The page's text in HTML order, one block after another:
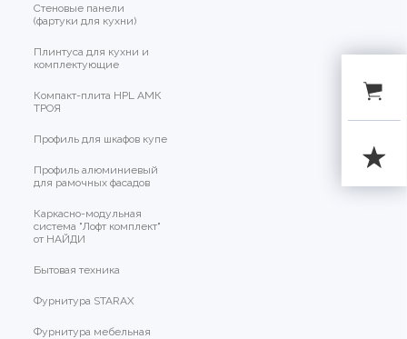
Стеновые панели
(фартуки для кухни)
Плинтуса для кухни и
комплектующие
Компакт-плита HPL АМК
ТРОЯ
Профиль для шкафов купе
Профиль алюминиевый
для рамочных фасадов
Каркасно-модульная
система "Лофт комплект"
от НАЙДИ
Бытовая техника
Фурнитура STARAX
Фурнитура мебельная